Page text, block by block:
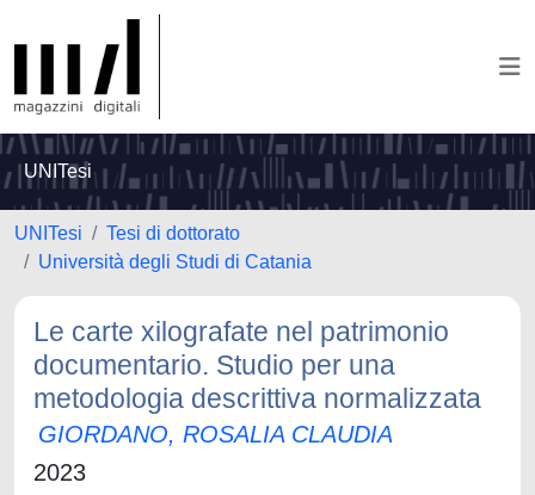
UNITesi
UNITesi
Tesi di dottorato
Università degli Studi di Catania
Le carte xilografate nel patrimonio
documentario. Studio per una
metodologia descrittiva normalizzata
GIORDANO, ROSALIA CLAUDIA
2023